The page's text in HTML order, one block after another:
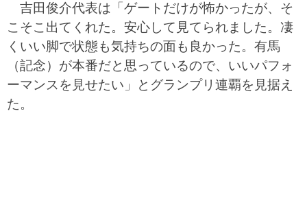
吉田俊介代表は「ゲートだけが怖かったが、そ
こそこ出てくれた。安心して見てられました。凄
くいい脚で状態も気持ちの面も良かった。有馬
（記念）が本番だと思っているので、いいパフォ
ーマンスを見せたい」とグランプリ連覇を見据え
た。